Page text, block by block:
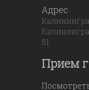
Адрес
81
Прием